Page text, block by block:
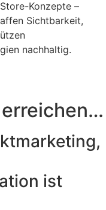
Konzepte –
Sichtbarkeit,
nachhaltig.
ist